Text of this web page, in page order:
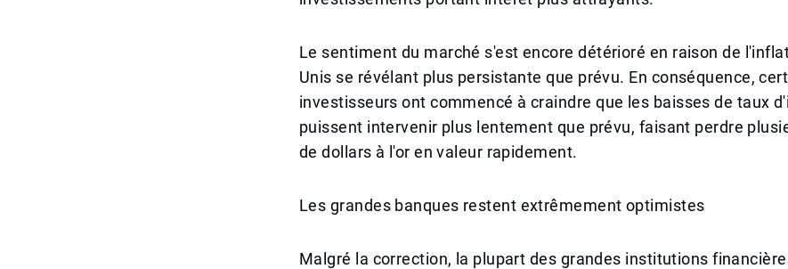
Le sentiment du marché s'est encore détérioré en raison de
Unis se révélant plus persistante que prévu. En conséquence,
investisseurs ont commencé à craindre que les baisses de taux
puissent intervenir plus lentement que prévu, faisant perdre
de dollars à l'or en valeur rapidement.
Les grandes banques restent extrêmement optimistes
Malgré la correction, la plupart des grandes institutions